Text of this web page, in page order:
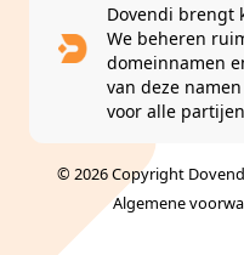
Dovendi brengt
We beheren
domeinnamen
van deze
voor alle
© 2026 Copyright
Algemene